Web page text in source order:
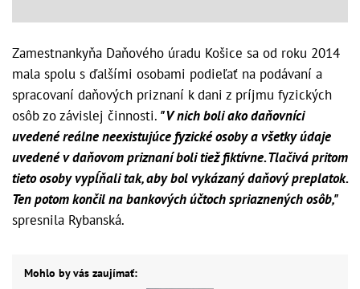
Zamestnankyňa Daňového úradu Košice sa od roku 2014
mala spolu s ďalšími osobami podieľať na podávaní a
spracovaní daňových priznaní k dani z príjmu fyzických
osôb zo závislej činnosti. "V nich boli ako daňovníci
uvedené reálne neexistujúce fyzické osoby a všetky údaje
uvedené v daňovom priznaní boli tiež fiktívne. Tlačivá pritom
tieto osoby vypĺňali tak, aby bol vykázaný daňový preplatok.
Ten potom končil na bankových účtoch spriaznených osôb,"
spresnila Rybanská.
Mohlo by vás zaujímať: